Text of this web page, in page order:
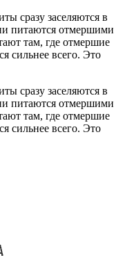
сразу заселяются в
питаются отмершими
там, где отмершие
сильнее всего. Это
сразу заселяются в
питаются отмершими
там, где отмершие
сильнее всего. Это